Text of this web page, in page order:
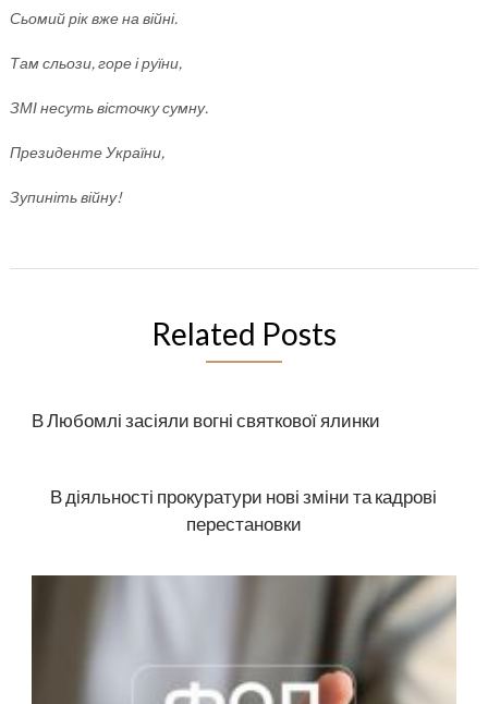
Сьомий рік вже на війні.
Там сльози, горе і руїни,
ЗМІ несуть вісточку сумну.
Президенте України,
Зупиніть війну!
Related Posts
В Любомлі засіяли вогні святкової ялинки
В діяльності прокуратури нові зміни та кадрові
перестановки